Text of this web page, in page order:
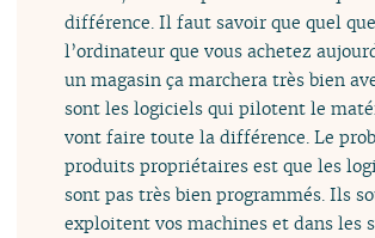
différence. Il faut savoir que quel
l’ordinateur que vous achetez
un magasin ça marchera très bien
sont les logiciels qui pilotent le
vont faire toute la différence. Le
produits propriétaires est que les
sont pas très bien programmés. Ils
exploitent vos machines et dans les